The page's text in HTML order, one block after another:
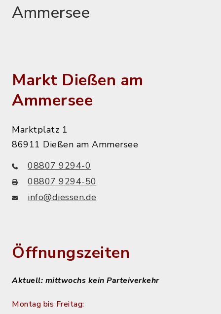
Ammersee
Markt Dießen am
Ammersee
Marktplatz 1
86911 Dießen am Ammersee
08807 9294-0
08807 9294-50
info@diessen.de
Öffnungszeiten
Aktuell: mittwochs kein Parteiverkehr
Montag bis Freitag: